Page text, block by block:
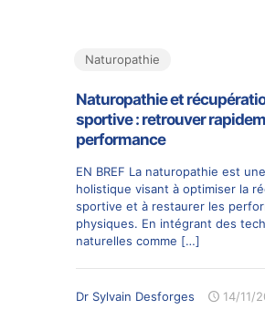
Naturopathie
Naturopathie et
sportive : retrouver
performance
EN BREF La naturopathie est
holistique visant à optimiser la
sportive et à restaurer les
physiques. En intégrant des
naturelles comme […]
Dr Sylvain Desforges 14/11/